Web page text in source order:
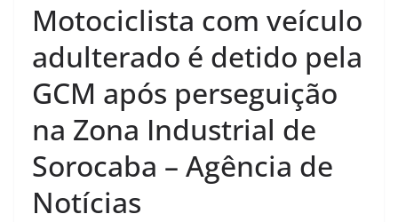
Motociclista com veículo
adulterado é detido pela
GCM após perseguição
na Zona Industrial de
Sorocaba – Agência de
Notícias